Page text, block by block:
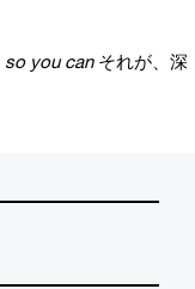
so you can それが、深